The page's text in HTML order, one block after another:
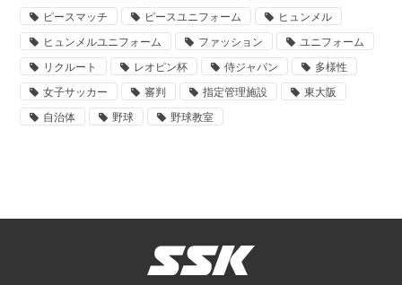
ピースマッチ
ピースユニフォーム
ヒュンメル
ヒュンメルユニフォーム
ファッション
ユニフォーム
リクルート
レオピン杯 侍ジャパン
多様性
女子サッカー
審判 指定管理施設
東大阪
自治体
野球 野球教室